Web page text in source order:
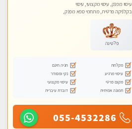
עיסוי מפנק, עיסוי מקצועי, עיסוי
בקלניקה פרטית, מתחמי ספא מפנק,
פלטינה
מקלחת
חניה חינם
עיסוי מרגיע
נקי ומסודר
מקום פרטי
עיסוי מקצועי
תמונה אמיתית
דוברת עיברית
055-4532286